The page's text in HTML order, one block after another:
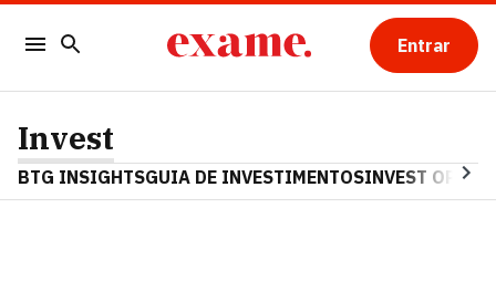
Entrar
Invest
BTG INSIGHTSGUIA DE INVESTIMENTOSINVEST OPINA